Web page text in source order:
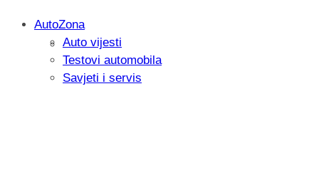
Savjetujemo: Što učiniti kada vaš
AutoZona
Auto vijesti
Testovi automobila
Savjeti i servis